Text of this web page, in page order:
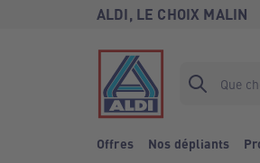
ALDI, LE CHOIX MALIN
Offres Nos dépliants